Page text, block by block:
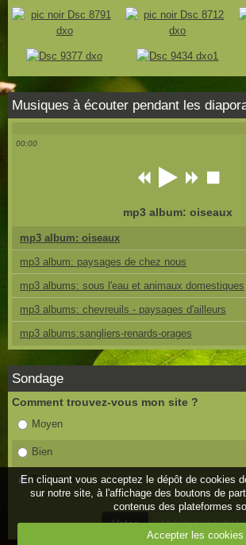
Musiques à écouter pendant les
00:00
mp3 album: oiseaux
mp3 album: oiseaux
mp3 album: paysages de chez nous
mp3 albums: sous l'eau et animaux domestiques
mp3 albums: chevreuils - paysages d'ailleurs
mp3 albums:sangliers-renards-orages
Sondage
Comment trouvez-vous mon site ?
Moyen
Bien
Très bien
En cliquant vous acceptez le dépôt de cookies
sur notre site, à l'affichage des boutons de
contenus des plateformes
Accepter les cookies